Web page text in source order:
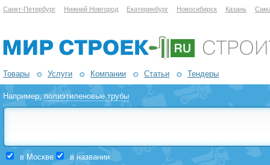
Санкт-Петербург Нижний Новгород Екатеринбург Новосибирск Казань
Товары Услуги Компании Статьи Тендеры
Например,полиэтиленовые трубы
в Москве в названии